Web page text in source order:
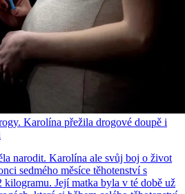
Karolína přežila drogové doupě i
narodit. Karolína ale svůj boj o život
sedmého měsíce těhotenství s
Její matka byla v té době už